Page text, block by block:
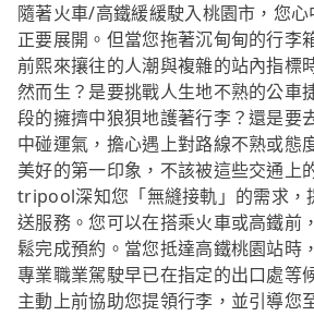
隨著火車/高鐵緩緩駛入桃園市，您
正要展開。但當您拖著沉甸甸的行李
前熙來攘往的人潮與複雜的站內指標
然而生？是要挑戰人生地不熟的公車
段的擁擠中狼狽地護著行李？還是要
中碰運氣，擔心遇上對路線不熟或態
美好的第一印象，不該被這些交通上
tripool深知您「無縫接軌」的需求，
送服務。您可以在搭乘火車或高鐵前
鬆完成預約。當您抵達高鐵桃園站時
專業職業駕駛早已在指定的出口處等
主動上前協助您提領行李，並引導您